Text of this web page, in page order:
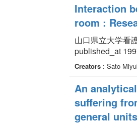
Interaction
room :
山口県立大学看
published_at
Creators: Sato
An
suffering
general